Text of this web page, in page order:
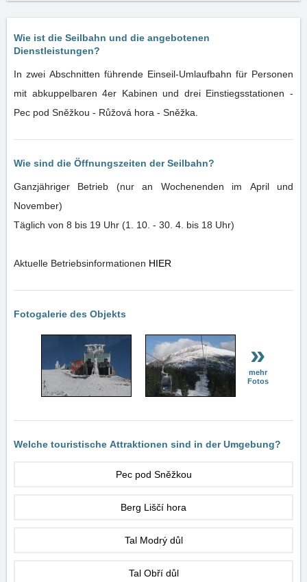
Wie ist die Seilbahn und die angebotenen
Dienstleistungen?
In zwei Abschnitten führende Einseil-Umlaufbahn für Personen
mit abkuppelbaren 4er Kabinen und drei Einstiegsstationen -
Pec pod Sněžkou - Růžová hora - Sněžka.
Wie sind die Öffnungszeiten der Seilbahn?
Ganzjähriger Betrieb (nur an Wochenenden im April und
November)
Täglich von 8 bis 19 Uhr (1. 10. - 30. 4. bis 18 Uhr)
Aktuelle Betriebsinformationen HIER
Fotogalerie des Objekts
»
mehr
Fotos
Welche touristische Attraktionen sind in der Umgebung?
Pec pod Sněžkou
Berg Liščí hora
Tal Modrý důl
Tal Obří důl